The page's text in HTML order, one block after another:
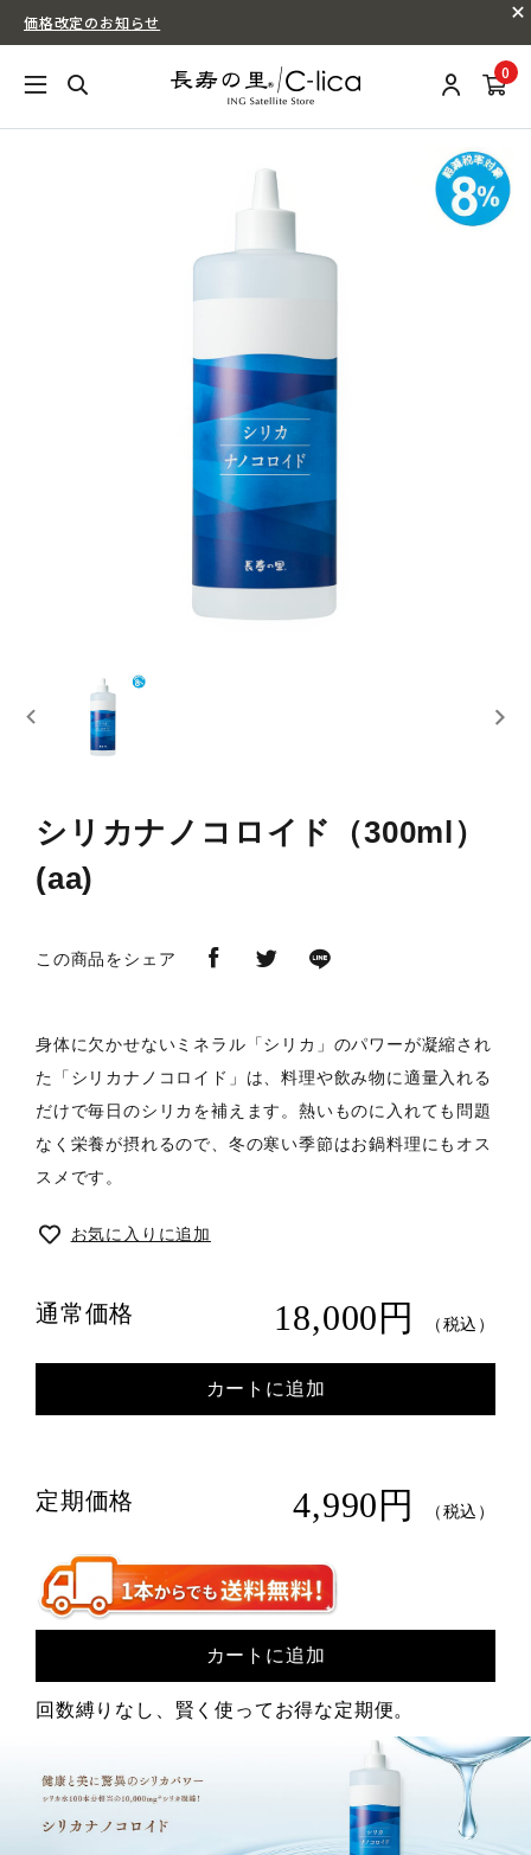
価格改定のお知らせ
0
シリカナノコロイド（300ml）
(aa)
この商品をシェア
身体に欠かせないミネラル「シリカ」のパワーが凝縮され
た「シリカナノコロイド」は、料理や飲み物に適量入れる
だけで毎日のシリカを補えます。熱いものに入れても問題
なく栄養が摂れるので、冬の寒い季節はお鍋料理にもオス
スメです。
お気に入りに追加
通常価格 18,000円 （税込）
カートに追加
定期価格 4,990円 （税込）
カートに追加
回数縛りなし、賢く使ってお得な定期便。